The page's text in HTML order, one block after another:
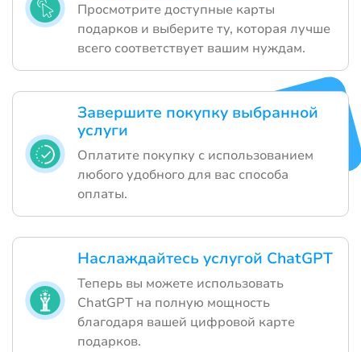
Просмотрите доступные карты
подарков и выберите ту, которая лучше
всего соответствует вашим нуждам.
Завершите покупку выбранной
услуги
Оплатите покупку с использованием
любого удобного для вас способа
оплаты.
Наслаждайтесь услугой ChatGPT
Теперь вы можете использовать
ChatGPT на полную мощность
благодаря вашей цифровой карте
подарков.